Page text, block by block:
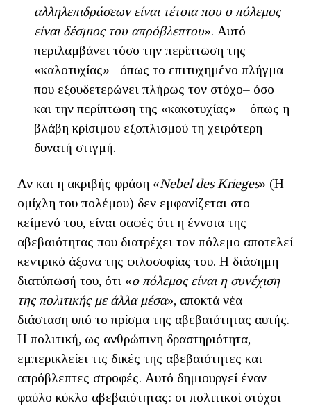
αλληλεπιδράσεων είναι τέτοια που ο πόλεμος
είναι δέσμιος του απρόβλεπτου». Αυτό
περιλαμβάνει τόσο την περίπτωση της
«καλοτυχίας» –όπως το επιτυχημένο πλήγμα
που εξουδετερώνει πλήρως τον στόχο– όσο
και την περίπτωση της «κακοτυχίας» – όπως η
βλάβη κρίσιμου εξοπλισμού τη χειρότερη
δυνατή στιγμή.
Αν και η ακριβής φράση «Nebel des Krieges» (Η
ομίχλη του πολέμου) δεν εμφανίζεται στο
κείμενό του, είναι σαφές ότι η έννοια της
αβεβαιότητας που διατρέχει τον πόλεμο αποτελεί
κεντρικό άξονα της φιλοσοφίας του. Η διάσημη
διατύπωσή του, ότι «ο πόλεμος είναι η συνέχιση
της πολιτικής με άλλα μέσα», αποκτά νέα
διάσταση υπό το πρίσμα της αβεβαιότητας αυτής.
Η πολιτική, ως ανθρώπινη δραστηριότητα,
εμπερικλείει τις δικές της αβεβαιότητες και
απρόβλεπτες στροφές. Αυτό δημιουργεί έναν
φαύλο κύκλο αβεβαιότητας: οι πολιτικοί στόχοι